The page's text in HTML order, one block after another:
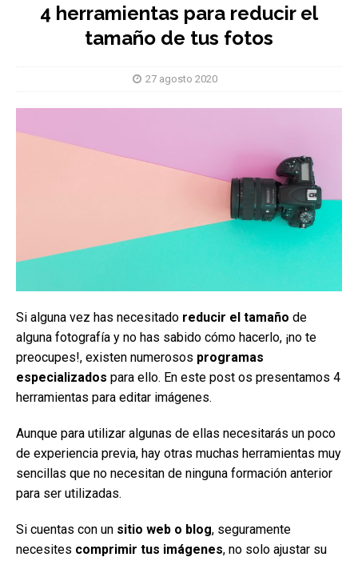
4 herramientas para reducir el
tamaño de tus fotos
27 agosto 2020
Si alguna vez has necesitado reducir el tamaño de
alguna fotografía y no has sabido cómo hacerlo, ¡no te
preocupes!, existen numerosos programas
especializados para ello. En este post os presentamos 4
herramientas para editar imágenes.
Aunque para utilizar algunas de ellas necesitarás un poco
de experiencia previa, hay otras muchas herramientas muy
sencillas que no necesitan de ninguna formación anterior
para ser utilizadas.
Si cuentas con un sitio web o blog, seguramente
necesites comprimir tus imágenes, no solo ajustar su